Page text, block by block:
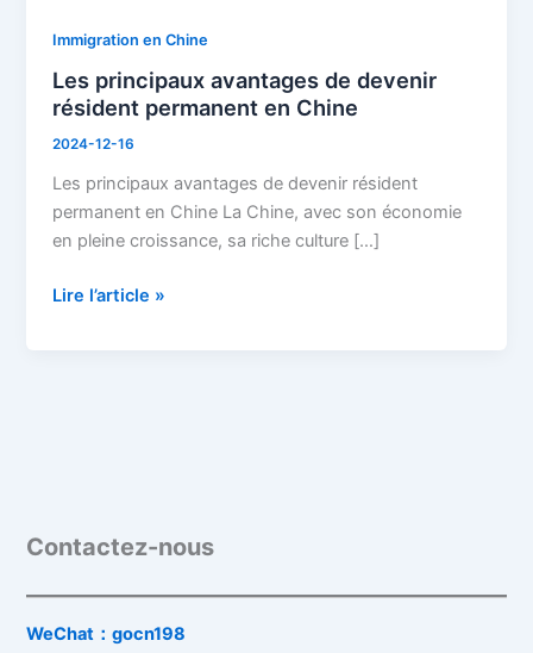
Immigration en Chine
Les principaux avantages de devenir
résident permanent en Chine
2024-12-16
Les principaux avantages de devenir résident
permanent en Chine La Chine, avec son économie
en pleine croissance, sa riche culture […]
Lire l’article »
Contactez-nous
WeChat：gocn198